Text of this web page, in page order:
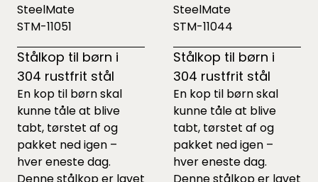
SteelMate
STM-11051
Stålkop til børn i
304 rustfrit stål
En kop til børn skal
kunne tåle at blive
tabt, tørstet af og
pakket ned igen –
hver eneste dag.
Denne stålkop er lavet
SteelMate
STM-11044
Stålkop til børn i
304 rustfrit stål
En kop til børn skal
kunne tåle at blive
tabt, tørstet af og
pakket ned igen –
hver eneste dag.
Denne stålkop er lavet